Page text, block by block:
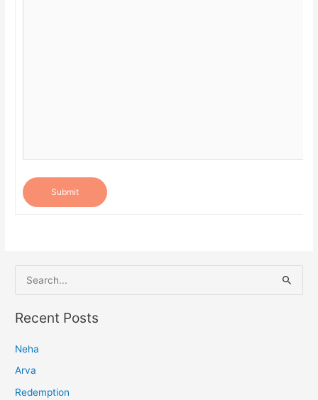
Submit
e
a
c
h
f
Recent Posts
Neha
Arva
Redemption